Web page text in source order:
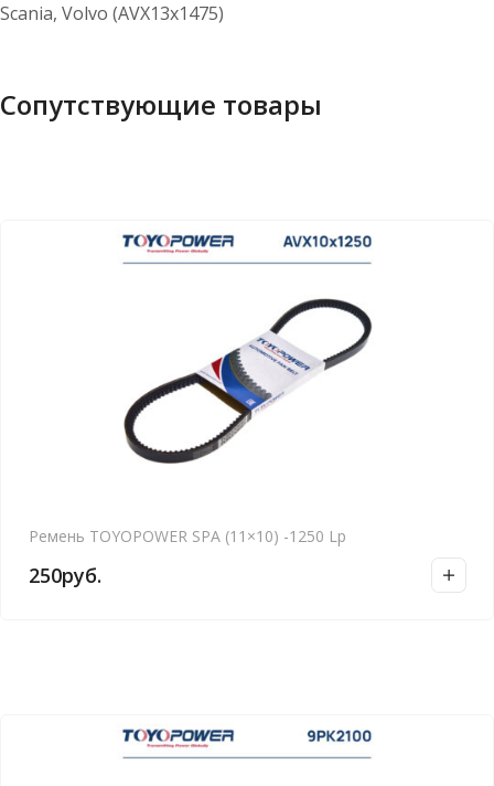
Scania, Volvo (AVX13x1475)
Сопутствующие товары
Ремень TOYOPOWER SPA (11×10) -1250 Lp
250руб.